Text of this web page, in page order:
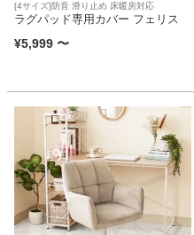
[4サイズ]防音 滑り止め 床暖房対応
ラグパッド専用カバー フェリス
¥5,999 〜